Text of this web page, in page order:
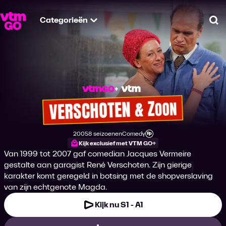
Categorieën
Verschoten & Zoon
Productiejaar
20058 seizoenen
Genre
Comedy
Leeftijdsclassificatie
Kijk exclusief met VTM GO+
Van 1999 tot 2007 gaf comedian Jacques Vermeire
gestalte aan garagist René Verschoten. Zijn gierige
karakter komt geregeld in botsing met de shopverslaving
van zijn echtgenote Magda.
Kijk nu S1 - A1